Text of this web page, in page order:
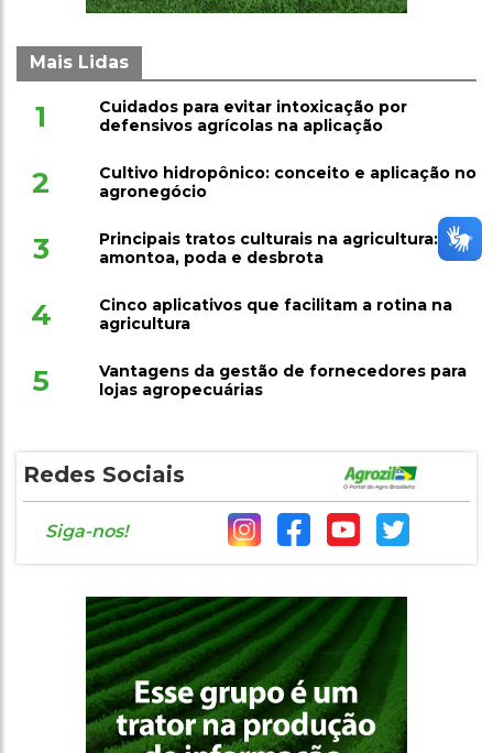
Mais Lidas
1
Cuidados para evitar intoxicação por
defensivos agrícolas na aplicação
2
Cultivo hidropônico: conceito e aplicação no
agronegócio
3
Principais tratos culturais na agricultura:
amontoa, poda e desbrota
4
Cinco aplicativos que facilitam a rotina na
agricultura
5
Vantagens da gestão de fornecedores para
lojas agropecuárias
Redes Sociais
Siga-nos!